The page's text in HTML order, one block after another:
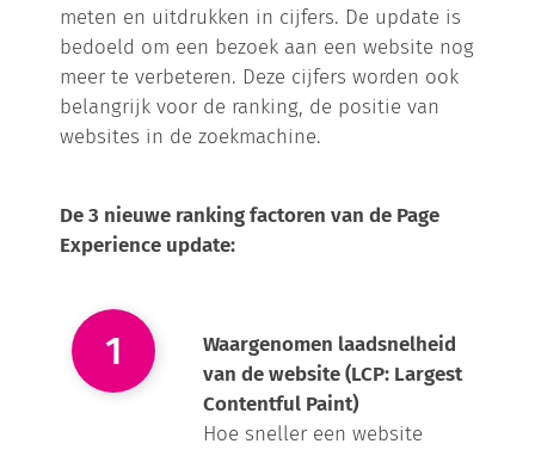
meten en uitdrukken in cijfers. De update is
bedoeld om een bezoek aan een website nog
meer te verbeteren. Deze cijfers worden ook
belangrijk voor de ranking, de positie van
websites in de zoekmachine.
De 3 nieuwe ranking factoren van de Page
Experience update:
Waargenomen laadsnelheid
van de website (LCP: Largest
Contentful Paint)
Hoe sneller een website